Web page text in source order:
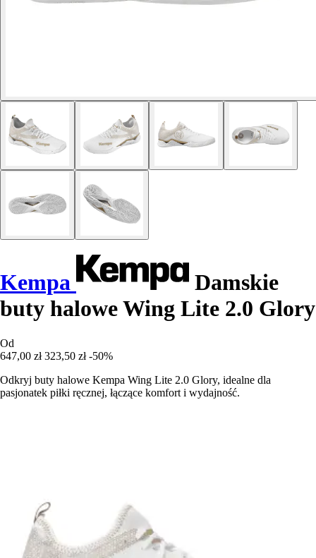
Kempa
Damskie
buty halowe Wing Lite 2.0 Glory
Od
647,00 zł 323,50 zł -50%
Odkryj buty halowe Kempa Wing Lite 2.0 Glory, idealne dla
pasjonatek piłki ręcznej, łączące komfort i wydajność.